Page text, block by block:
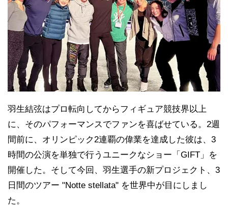
羽生結弦はプロ転向してからフィギュア競技界以上
に、そのパフォーマンスでファンを喜ばせている。2週
間前に、オリンピック2連覇の偉業を達成した彼は、3
時間の公演を単独で行うユニークなショー「GIFT」を
開催した。そして今回、羽生選手の新プロジェクト、3
日間のツアー "Notte stellata" を世界中が目にしまし
た。